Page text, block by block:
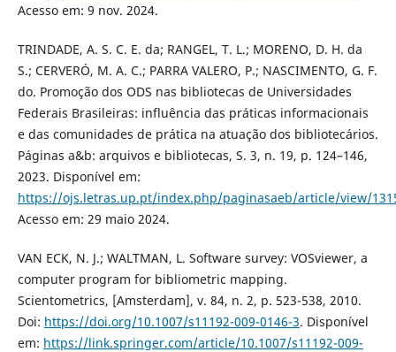
Acesso em: 9 nov. 2024.
TRINDADE, A. S. C. E. da; RANGEL, T. L.; MORENO, D. H. da
S.; CERVERÓ, M. A. C.; PARRA VALERO, P.; NASCIMENTO, G. F.
do. Promoção dos ODS nas bibliotecas de Universidades
Federais Brasileiras: influência das práticas informacionais
e das comunidades de prática na atuação dos bibliotecários.
Páginas a&b: arquivos e bibliotecas, S. 3, n. 19, p. 124–146,
2023. Disponível em:
https://ojs.letras.up.pt/index.php/paginasaeb/article/view/
Acesso em: 29 maio 2024.
VAN ECK, N. J.; WALTMAN, L. Software survey: VOSviewer, a
computer program for bibliometric mapping.
Scientometrics, [Amsterdam], v. 84, n. 2, p. 523-538, 2010.
Doi: https://doi.org/10.1007/s11192-009-0146-3. Disponível
em: https://link.springer.com/article/10.1007/s11192-009-